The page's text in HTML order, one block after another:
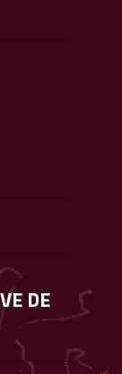
DE